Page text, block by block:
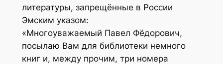
литературы, запрещённые в России
Эмским указом:
«Многоуважаемый Павел Фёдорович,
посылаю Вам для библиотеки немного
книг и, между прочим, три номера